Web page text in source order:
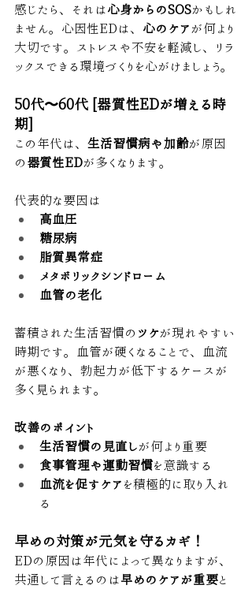
感じたら、それは心身からのSOSかもしれ
ません。心因性EDは、 心のケアが何より
大切です。ストレスや不安を軽減し、リラ
ックスできる環境づくりを心がけましょう。
50代〜60代 [器質性EDが増える時
期]
この年代は、 生活習慣病や加齢が原因
の器質性EDが多くなります。
代表的な要因は
高血圧
糖尿病
脂質異常症
メタボリックシンドローム
血管の老化
蓄積された生活習慣の ツケが現れやすい
時期です。血管が硬くなることで、血流
が悪くなり、勃起力が低下するケースが
多く見られます。
改善のポイント
生活習慣の見直しが何より重要
食事管理や運動習慣を意識する
血流を促すケアを積極的に取り入れ
る
早めの対策が元気を守るカギ！
EDの原因は年代によって異なりますが、
共通して言えるのは早めのケアが重要と